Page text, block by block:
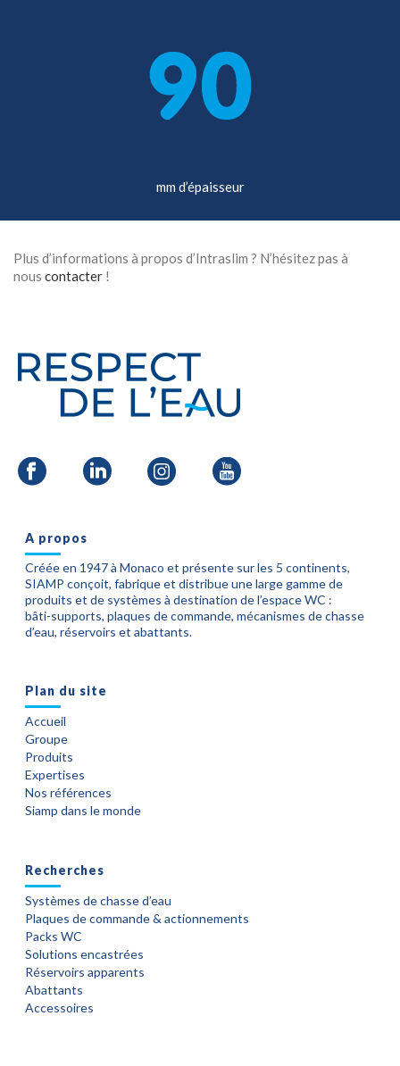
mm d’épaisseur
Plus d’informations à propos d’Intraslim ? N’hésitez pas à
nous contacter !
A propos
Créée en 1947 à Monaco et présente sur les 5 continents,
SIAMP conçoit, fabrique et distribue une large gamme de
produits et de systèmes à destination de l’espace WC :
bâti-supports, plaques de commande, mécanismes de chasse
d’eau, réservoirs et abattants.
Plan du site
Accueil
Groupe
Produits
Expertises
Nos références
Siamp dans le monde
Recherches
Systèmes de chasse d’eau
Plaques de commande & actionnements
Packs WC
Solutions encastrées
Réservoirs apparents
Abattants
Accessoires